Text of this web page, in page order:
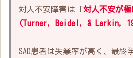
対人不安障害は「対人不安が
(Turner, Beidel, & Larkin,
SAD患者は失業率が高く、最終